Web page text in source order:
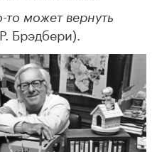
то может вернуть
Брэдбери).